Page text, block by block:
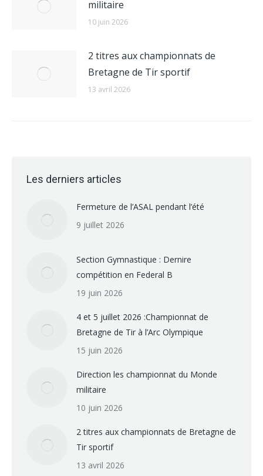
militaire
10 juin 2026
2 titres aux championnats de
Bretagne de Tir sportif
13 avril 2026
Les derniers articles
Fermeture de l’ASAL pendant l’été
9 juillet 2026
Section Gymnastique : Dernire
compétition en Federal B
19 juin 2026
4 et 5 juillet 2026 :Championnat de
Bretagne de Tir à l’Arc Olympique
15 juin 2026
Direction les championnat du Monde
militaire
10 juin 2026
2 titres aux championnats de Bretagne de
Tir sportif
13 avril 2026